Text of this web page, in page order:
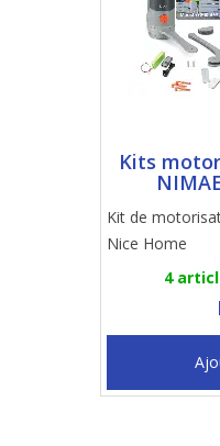
Kits
Kit de
Nice Home
4